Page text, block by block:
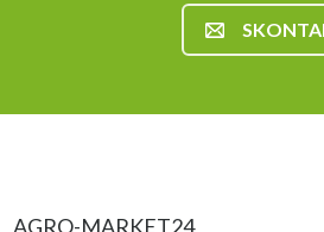
AGRO-MARKET24